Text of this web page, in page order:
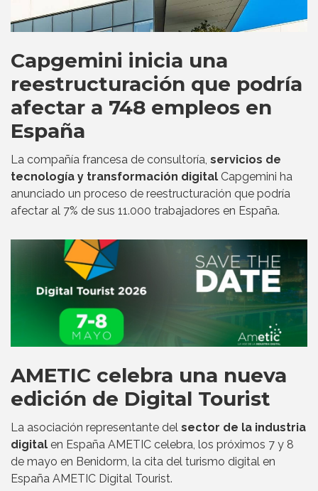
Capgemini inicia una
reestructuración que podría
afectar a 748 empleos en
España
La compañía francesa de consultoría, servicios de
tecnología y transformación digital Capgemini ha
anunciado un proceso de reestructuración que podría
afectar al 7% de sus 11.000 trabajadores en España.
AMETIC celebra una nueva
edición de Digital Tourist
La asociación representante del sector de la industria
digital en España AMETIC celebra, los próximos 7 y 8
de mayo en Benidorm, la cita del turismo digital en
España AMETIC Digital Tourist.